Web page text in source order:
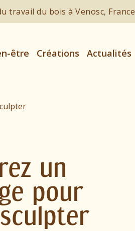
travail du bois à Venosc, France
être Créations Actualités
un
pour